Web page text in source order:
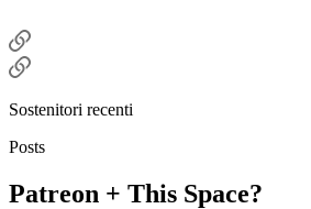
Sostenitori recenti
Posts
Patreon + This Space?